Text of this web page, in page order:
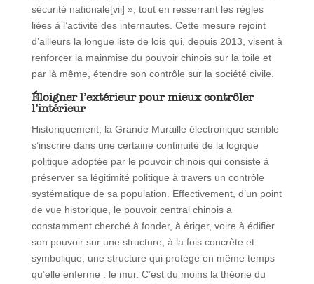
sécurité nationale[vii] », tout en resserrant les règles
liées à l’activité des internautes. Cette mesure rejoint
d’ailleurs la longue liste de lois qui, depuis 2013, visent à
renforcer la mainmise du pouvoir chinois sur la toile et
par là même, étendre son contrôle sur la société civile.
Éloigner l’extérieur pour mieux contrôler
l’intérieur
Historiquement, la Grande Muraille électronique semble
s’inscrire dans une certaine continuité de la logique
politique adoptée par le pouvoir chinois qui consiste à
préserver sa légitimité politique à travers un contrôle
systématique de sa population. Effectivement, d’un point
de vue historique, le pouvoir central chinois a
constamment cherché à fonder, à ériger, voire à édifier
son pouvoir sur une structure, à la fois concrète et
symbolique, une structure qui protège en même temps
qu’elle enferme : le mur. C’est du moins la théorie du